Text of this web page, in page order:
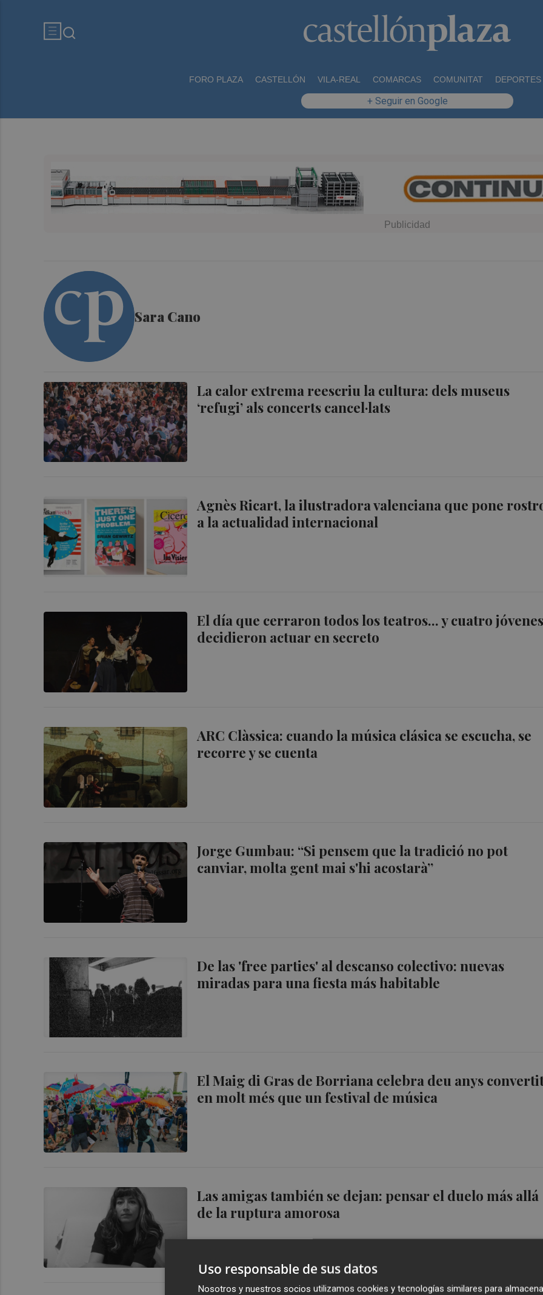
FORO PLAZA CASTELLÓN VILA-REAL COMARCAS COMUNITAT DEPORTES
+ Seguir en Google
Sara Cano
La calor extrema reescriu la cultura: dels museus
‘refugi’ als concerts cancel·lats
Agnès Ricart, la ilustradora valenciana que pone
a la actualidad internacional
El día que cerraron todos los teatros... y cuatro
decidieron actuar en secreto
ARC Clàssica: cuando la música clásica se escucha, se
recorre y se cuenta
Jorge Gumbau: “Si pensem que la tradició no pot
canviar, molta gent mai s'hi acostarà”
De las 'free parties' al descanso colectivo: nuevas
miradas para una fiesta más habitable
El Maig di Gras de Borriana celebra deu anys
en molt més que un festival de música
Las amigas también se dejan: pensar el duelo más allá
de la ruptura amorosa
Uso responsable de sus datos
Nosotros y nuestros socios utilizamos cookies y tecnologías similares para